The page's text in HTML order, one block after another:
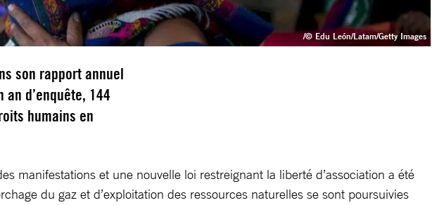
/© Edu León/Latam/Getty Images
son rapport annuel
d’enquête, 144
humains en
manifestations et une nouvelle loi restreignant la liberté d’association a été
du gaz et d’exploitation des ressources naturelles se sont poursuivies